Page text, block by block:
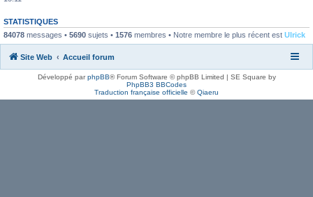
STATISTIQUES
84078 messages • 5690 sujets • 1576 membres • Notre membre le plus récent est Ulrick
Site Web Accueil forum
Développé parphpBB® Forum Software © phpBB Limited | SE Square by
PhpBB3 BBCodes
Traduction française officielle ©Qiaeru